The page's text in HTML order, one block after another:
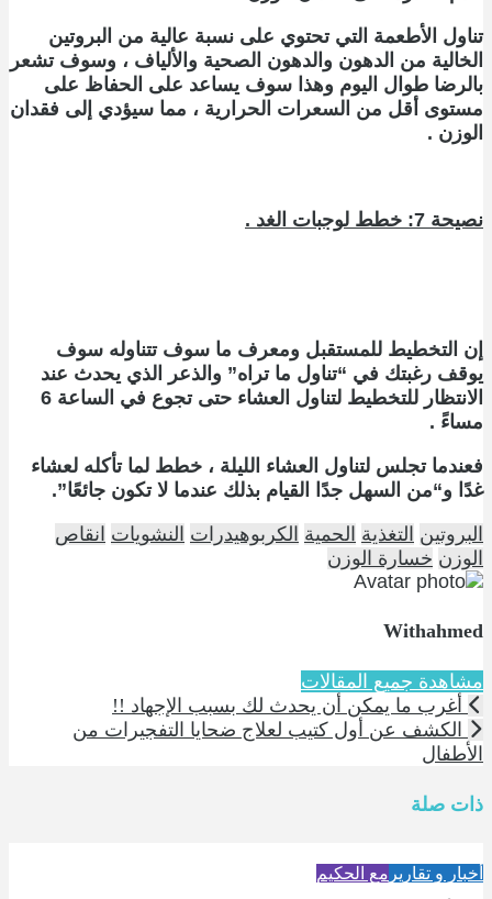
تناول الأطعمة التي تحتوي على نسبة عالية من البروتين
الخالية من الدهون والدهون الصحية والألياف ، وسوف تشعر
بالرضا طوال اليوم وهذا سوف يساعد على الحفاظ على
مستوى أقل من السعرات الحرارية ، مما سيؤدي إلى فقدان
الوزن .
نصيحة 7: خطط لوجبات الغد .
إن التخطيط للمستقبل ومعرف ما سوف تتناوله سوف
يوقف رغبتك في “تناول ما تراه” والذعر الذي يحدث عند
الانتظار للتخطيط لتناول العشاء حتى تجوع في الساعة 6
مساءً .
فعندما تجلس لتناول العشاء الليلة ، خطط لما تأكله لعشاء
غدًا و“من السهل جدًا القيام بذلك عندما لا تكون جائعًا”.
البروتين التغذية الحمية الكربوهيدرات النشويات انقاص
الوزن خسارة الوزن
Withahmed
مشاهدة جميع المقالات
أغرب ما يمكن أن يحدث لك بسبب الإجهاد !!
الكشف عن أول كتيب لعلاج ضحايا التفجيرات من
الأطفال
ذات صلة
أخبار و تقارير مع الحكيم